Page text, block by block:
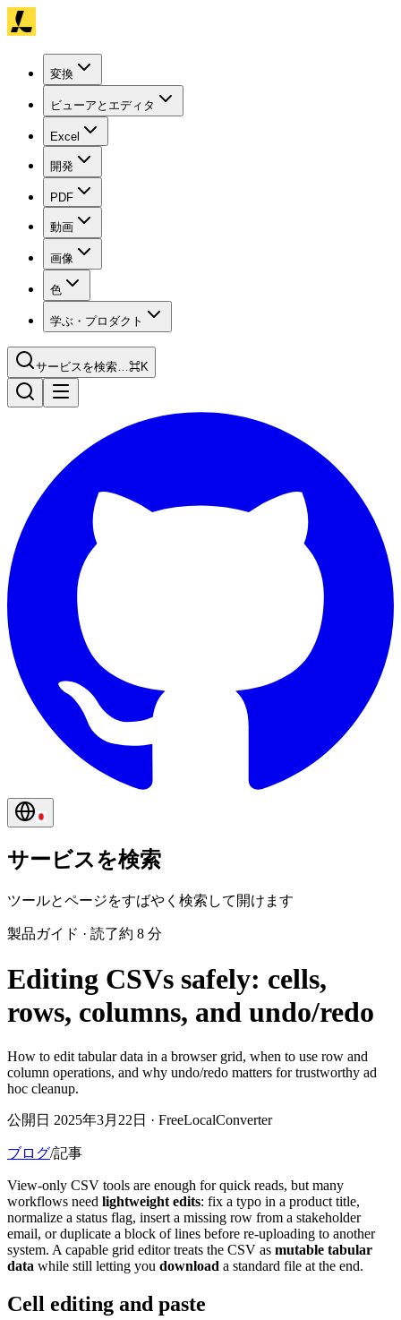
変換
ビューアとエディタ
Excel
開発
PDF
動画
画像
色
学ぶ・プロダクト
サービスを検索…⌘K
サービスを検索
ツールとページをすばやく検索して開けます
製品ガイド · 読了約 8 分
Editing CSVs safely: cells,
rows, columns, and undo/redo
How to edit tabular data in a browser grid, when to use row and
column operations, and why undo/redo matters for trustworthy ad
hoc cleanup.
公開日 2025年3月22日 · FreeLocalConverter
ブログ/記事
View-only CSV tools are enough for quick reads, but many
workflows need lightweight edits: fix a typo in a product title,
normalize a status flag, insert a missing row from a stakeholder
email, or duplicate a block of lines before re-uploading to another
system. A capable grid editor treats the CSV as mutable tabular
data while still letting you download a standard file at the end.
Cell editing and paste